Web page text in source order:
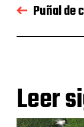
Puñal de
Leer